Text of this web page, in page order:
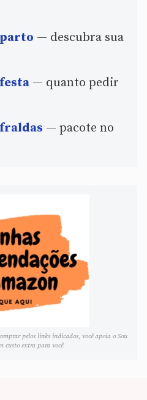
— descubra sua
— quanto pedir
— pacote no
pelos links indicados, você apoia o Sou
custo extra para você.